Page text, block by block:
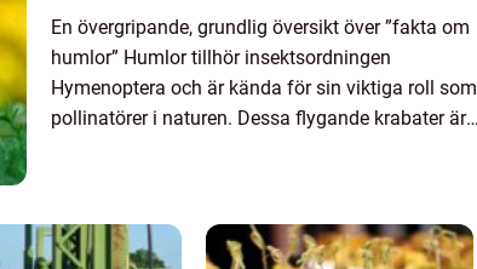
En övergripande, grundlig översikt över ”fakta om
humlor” Humlor tillhör insektsordningen
Hymenoptera och är kända för sin viktiga roll som
pollinatörer i naturen. Dessa flygande krabater är